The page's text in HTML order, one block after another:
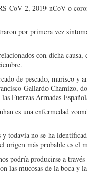
CoV-2, 2019-nCoV o
por primera vez
con dicha
de pescado, marisco y
Gallardo Chamizo,
Fuerzas Armadas
es una enfermedad
todavía no se ha
origen más probable es el
podría producirse a través
las mucosas de la boca y la